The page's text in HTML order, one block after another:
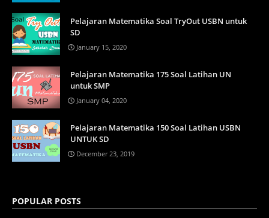
Pelajaran Matematika Soal TryOut USBN untuk
SD
January 15, 2020
Pelajaran Matematika 175 Soal Latihan UN
untuk SMP
January 04, 2020
Pelajaran Matematika 150 Soal Latihan USBN
UNTUK SD
December 23, 2019
POPULAR POSTS